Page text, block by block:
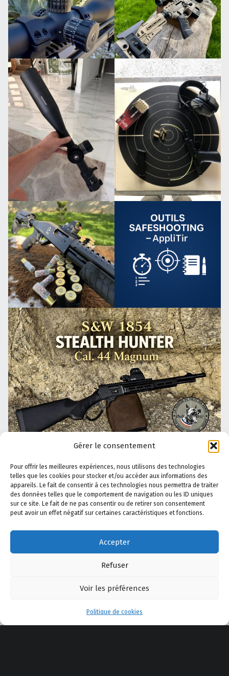
Gérer le consentement
Pour offrir les meilleures expériences, nous utilisons des technologies
telles que les cookies pour stocker et/ou accéder aux informations des
appareils. Le fait de consentir à ces technologies nous permettra de traiter
des données telles que le comportement de navigation ou les ID uniques
sur ce site. Le fait de ne pas consentir ou de retirer son consentement
peut avoir un effet négatif sur certaines caractéristiques et fonctions.
Accepter
Refuser
Voir les préférences
Politique de cookies
Menu
A propos de Safe Shooting–Le Blog–Politique de
confidentialité –Politique de cookies–Mentions légales
–Actualité–AppliTir–Contactez-nous
YouTube
Facebook
E-mail Back to top ↑